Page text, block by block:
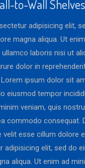
to-Wall Shelves
adipisicing elit,
magna aliqua. Ut
laboris nisi ut
dolor in
ipsum dolor sit
eiusmod tempor
veniam, quis
commodo consequat.
esse cillum dolore
elit, sed do
aliqua. Ut enim ad